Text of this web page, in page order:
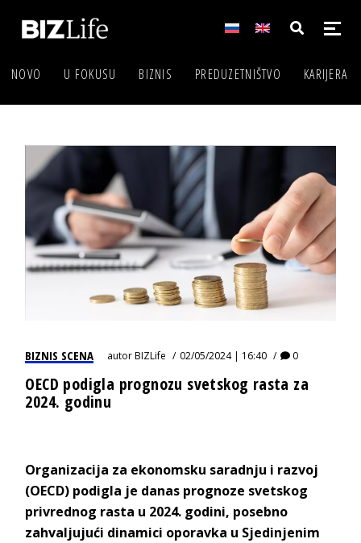
NOVO U FOKUSU BIZNIS PREDUZETNIŠTVO KARIJERA
BIZNIS SCENA autorBIZLife 02/05/2024 | 16:40 0
OECD podigla prognozu svetskog rasta za
2024. godinu
Organizacija za ekonomsku saradnju i razvoj
(OECD) podigla je danas prognoze svetskog
privrednog rasta u 2024. godini, posebno
zahvaljujući dinamici oporavka u Sjedinjenim